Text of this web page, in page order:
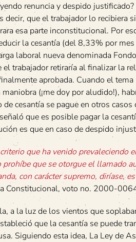
renuncia y despido
decir, que el trabajador lo
esa parte inconstitucional. Por
la cesantía (del 8,33% por
laboral nueva denominada
trabajador retiraría al finalizar la
aprobada. Cuando el
(¡me doy por aludido!),
cesantía se pague en otros
que es posible pagar la
es que en caso de despido
que ha venido
que se otorgue el llamado
con carácter supremo, diríase,
Constitucional, voto no. 2000-
a la luz de los vientos que
que la cesantía se puede
Siguiendo esta idea, La Ley de